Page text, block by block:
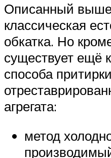
Описанный выше
классическая
обкатка. Но
существует ещё
способа
агрегата:
метод